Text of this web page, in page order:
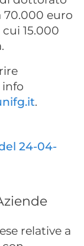
70.000 euro
15.000
info
.
24-04-
relative a